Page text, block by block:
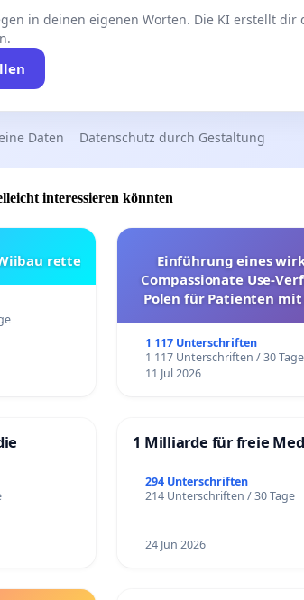
in deinen eigenen Worten. Die KI erstellt dir
Daten Datenschutz durch Gestaltung
interessieren könnten
rette
Einführung eines
Compassionate Use-
Polen für Patienten
1 117 Unterschriften
1 117 Unterschriften / 30 Tage
11 Jul 2026
1 Milliarde für freie
294 Unterschriften
214 Unterschriften / 30 Tage
24 Jun 2026